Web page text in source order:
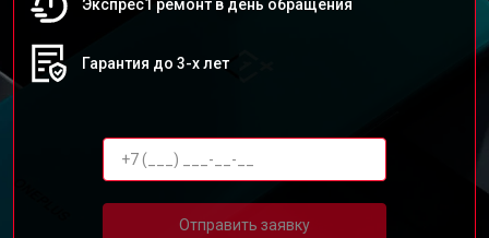
Экспрес1 ремонт в день обращения
Гарантия до 3-х лет
Отправить заявку